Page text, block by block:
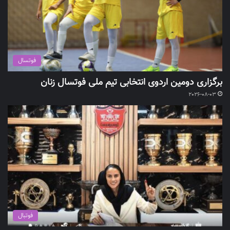
فوتسال
برگزاری دومین اردوی انتخابی تیم ملی فوتسال زنان
2026-08-03
فوتبال